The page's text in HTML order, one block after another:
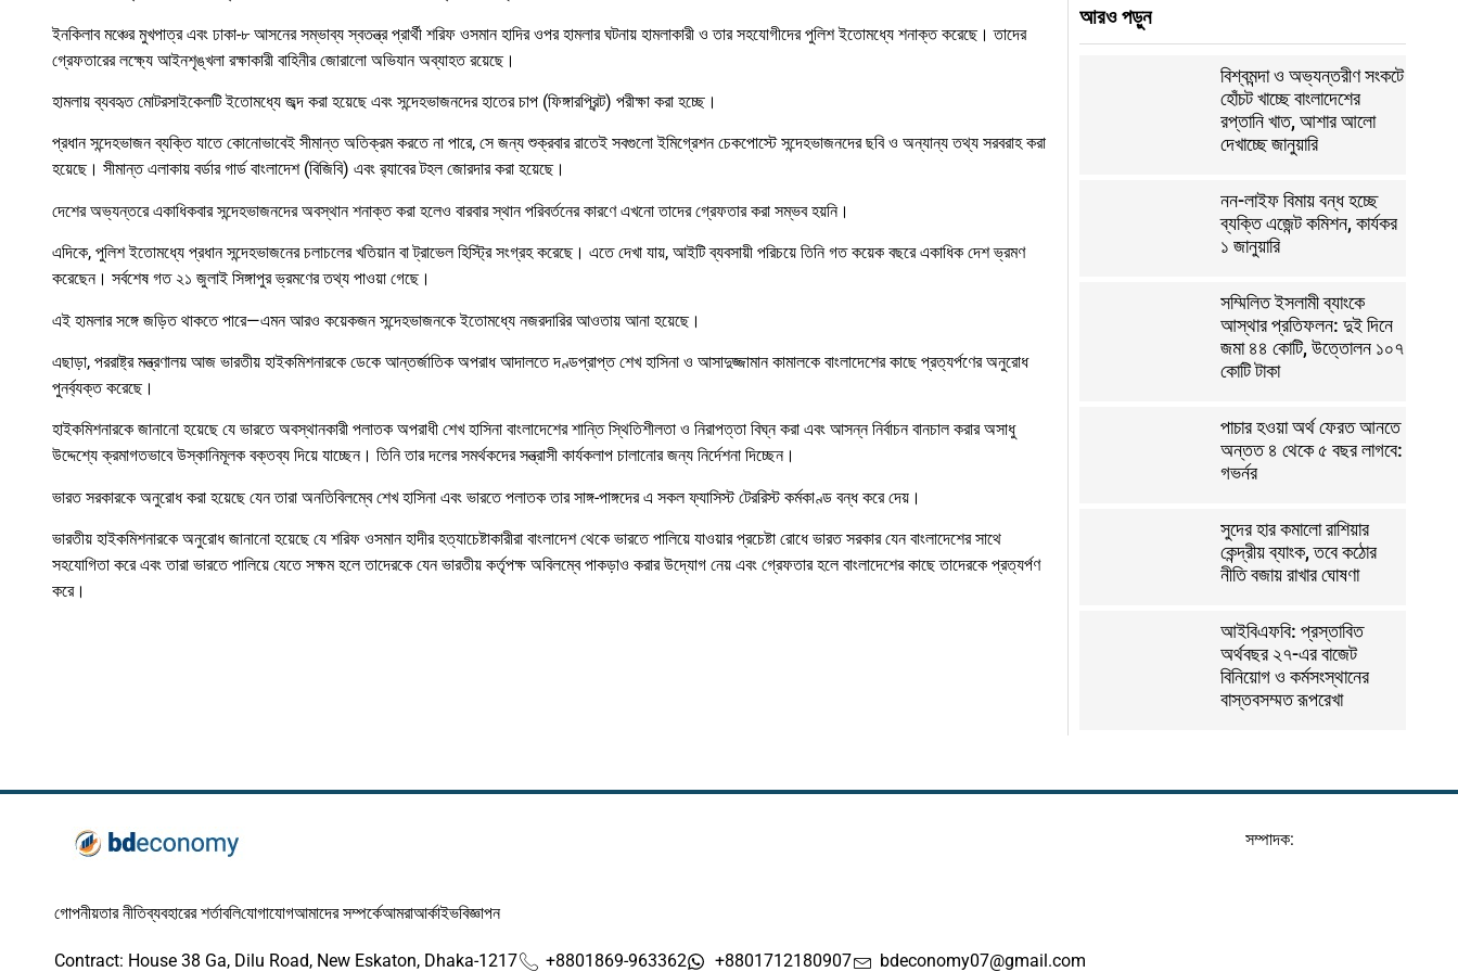
ইনকিলাব মঞ্চের মুখপাত্র এবং ঢাকা-৮ আসনের সম্ভাব্য স্বতন্ত্র প্রার্থী শরিফ ওসমান হাদির ওপর হামলার ঘটনায় হামলাকারী ও তার সহযোগীদের পুলিশ ইতোমধ্যে শনাক্ত করেছে। তাদের
গ্রেফতারের লক্ষ্যে আইনশৃঙ্খলা রক্ষাকারী বাহিনীর জোরালো অভিযান অব্যাহত রয়েছে।
হামলায় ব্যবহৃত মোটরসাইকেলটি ইতোমধ্যে জব্দ করা হয়েছে এবং সন্দেহভাজনদের হাতের চাপ (ফিঙ্গারপ্রিন্ট) পরীক্ষা করা হচ্ছে।
প্রধান সন্দেহভাজন ব্যক্তি যাতে কোনোভাবেই সীমান্ত অতিক্রম করতে না পারে, সে জন্য শুক্রবার রাতেই সবগুলো ইমিগ্রেশন চেকপোস্টে সন্দেহভাজনদের ছবি ও অন্যান্য তথ্য সরবরাহ করা
হয়েছে। সীমান্ত এলাকায় বর্ডার গার্ড বাংলাদেশ (বিজিবি) এবং র‌্যাবের টহল জোরদার করা হয়েছে।
দেশের অভ্যন্তরে একাধিকবার সন্দেহভাজনদের অবস্থান শনাক্ত করা হলেও বারবার স্থান পরিবর্তনের কারণে এখনো তাদের গ্রেফতার করা সম্ভব হয়নি।
এদিকে, পুলিশ ইতোমধ্যে প্রধান সন্দেহভাজনের চলাচলের খতিয়ান বা ট্রাভেল হিস্ট্রি সংগ্রহ করেছে। এতে দেখা যায়, আইটি ব্যবসায়ী পরিচয়ে তিনি গত কয়েক বছরে একাধিক দেশ ভ্রমণ
করেছেন। সর্বশেষ গত ২১ জুলাই সিঙ্গাপুর ভ্রমণের তথ্য পাওয়া গেছে।
এই হামলার সঙ্গে জড়িত থাকতে পারে—এমন আরও কয়েকজন সন্দেহভাজনকে ইতোমধ্যে নজরদারির আওতায় আনা হয়েছে।
এছাড়া, পররাষ্ট্র মন্ত্রণালয় আজ ভারতীয় হাইকমিশনারকে ডেকে আন্তর্জাতিক অপরাধ আদালতে দণ্ডপ্রাপ্ত শেখ হাসিনা ও আসাদুজ্জামান কামালকে বাংলাদেশের কাছে প্রত্যর্পণের অনুরোধ
পুনর্ব্যক্ত করেছে।
হাইকমিশনারকে জানানো হয়েছে যে ভারতে অবস্থানকারী পলাতক অপরাধী শেখ হাসিনা বাংলাদেশের শান্তি স্থিতিশীলতা ও নিরাপত্তা বিঘ্ন করা এবং আসন্ন নির্বাচন বানচাল করার অসাধু
উদ্দেশ্যে ক্রমাগতভাবে উস্কানিমূলক বক্তব্য দিয়ে যাচ্ছেন। তিনি তার দলের সমর্থকদের সন্ত্রাসী কার্যকলাপ চালানোর জন্য নির্দেশনা দিচ্ছেন।
ভারত সরকারকে অনুরোধ করা হয়েছে যেন তারা অনতিবিলম্বে শেখ হাসিনা এবং ভারতে পলাতক তার সাঙ্গ-পাঙ্গদের এ সকল ফ্যাসিস্ট টেররিস্ট কর্মকাণ্ড বন্ধ করে দেয়।
ভারতীয় হাইকমিশনারকে অনুরোধ জানানো হয়েছে যে শরিফ ওসমান হাদীর হত্যাচেষ্টাকারীরা বাংলাদেশ থেকে ভারতে পালিয়ে যাওয়ার প্রচেষ্টা রোধে ভারত সরকার যেন বাংলাদেশের সাথে
সহযোগিতা করে এবং তারা ভারতে পালিয়ে যেতে সক্ষম হলে তাদেরকে যেন ভারতীয় কর্তৃপক্ষ অবিলম্বে পাকড়াও করার উদ্যোগ নেয় এবং গ্রেফতার হলে বাংলাদেশের কাছে তাদেরকে প্রত্যর্পণ
করে।
আরও পড়ুন
বিশ্বমন্দা ও অভ্যন্তরীণ সংকটে
হোঁচট খাচ্ছে বাংলাদেশের
রপ্তানি খাত, আশার আলো
দেখাচ্ছে জানুয়ারি
নন-লাইফ বিমায় বন্ধ হচ্ছে
ব্যক্তি এজেন্ট কমিশন, কার্যকর
১ জানুয়ারি
সম্মিলিত ইসলামী ব্যাংকে
আস্থার প্রতিফলন: দুই দিনে
জমা ৪৪ কোটি, উত্তোলন ১০৭
কোটি টাকা
পাচার হওয়া অর্থ ফেরত আনতে
অন্তত ৪ থেকে ৫ বছর লাগবে:
গভর্নর
সুদের হার কমালো রাশিয়ার
কেন্দ্রীয় ব্যাংক, তবে কঠোর
নীতি বজায় রাখার ঘোষণা
আইবিএফবি: প্রস্তাবিত
অর্থবছর ২৭-এর বাজেট
বিনিয়োগ ও কর্মসংস্থানের
বাস্তবসম্মত রূপরেখা
সম্পাদক:
গোপনীয়তার নীতিব্যবহারের শর্তাবলিযোগাযোগআমাদের সম্পর্কেআমরাআর্কাইভবিজ্ঞাপন
Contract: House 38 Ga, Dilu Road, New Eskaton, Dhaka-1217 +8801869-963362 +8801712180907 bdeconomy07@gmail.com